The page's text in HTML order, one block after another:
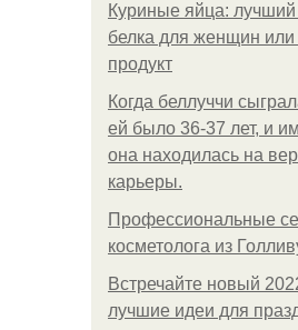
Куриные яйца: лучший
белка для женщин
продукт
Когда беллуччи
ей было 36-37 лет, и
она находилась на
карьеры.
Профессиональные
косметолога из
Встречайте новый
лучшие идеи для